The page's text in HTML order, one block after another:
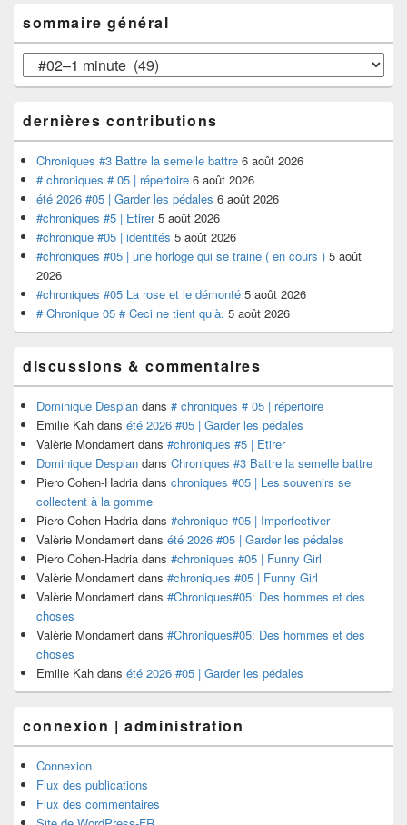
articles
principale
de
widget
pour
la
latérale
sommaire général
sommaire
général
dernières contributions
Chroniques #3 Battre la semelle battre 6 août 2026
# chroniques # 05 | répertoire 6 août 2026
été 2026 #05 | Garder les pédales 6 août 2026
#chroniques #5 | Etirer 5 août 2026
#chronique #05 | identités 5 août 2026
#chroniques #05 | une horloge qui se traine ( en cours ) 5 août
2026
#chroniques #05 La rose et le démonté 5 août 2026
# Chronique 05 # Ceci ne tient qu’à. 5 août 2026
discussions & commentaires
Dominique Desplan dans # chroniques # 05 | répertoire
Emilie Kah dans été 2026 #05 | Garder les pédales
Valèrie Mondamert dans #chroniques #5 | Etirer
Dominique Desplan dans Chroniques #3 Battre la semelle battre
Piero Cohen-Hadria dans chroniques #05 | Les souvenirs se
collectent à la gomme
Piero Cohen-Hadria dans #chronique #05 | Imperfectiver
Valèrie Mondamert dans été 2026 #05 | Garder les pédales
Piero Cohen-Hadria dans #chroniques #05 | Funny Girl
Valèrie Mondamert dans #chroniques #05 | Funny Girl
Valèrie Mondamert dans #Chroniques#05: Des hommes et des
choses
Valèrie Mondamert dans #Chroniques#05: Des hommes et des
choses
Emilie Kah dans été 2026 #05 | Garder les pédales
connexion | administration
Connexion
Flux des publications
Flux des commentaires